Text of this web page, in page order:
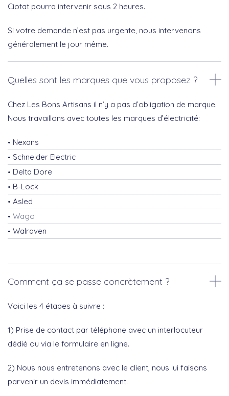
Ciotat pourra intervenir sous 2 heures.
Si votre demande n’est pas urgente, nous intervenons
généralement le jour même.
Quelles sont les marques que vous proposez ?
Chez Les Bons Artisans il n’y a pas d’obligation de marque.
Nous travaillons avec toutes les marques d’électricité:
Nexans
Schneider Electric
Delta Dore
B-Lock
Asled
Wago
Walraven
Comment ça se passe concrètement ?
Voici les 4 étapes à suivre :
1) Prise de contact par téléphone avec un interlocuteur
dédié ou via le formulaire en ligne.
2) Nous nous entretenons avec le client, nous lui faisons
parvenir un devis immédiatement.